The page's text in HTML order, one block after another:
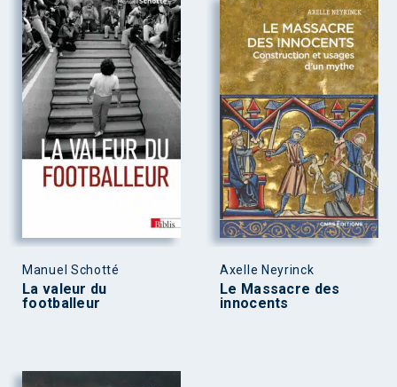
Manuel Schotté
La valeur du
footballeur
Axelle Neyrinck
Le Massacre des
innocents